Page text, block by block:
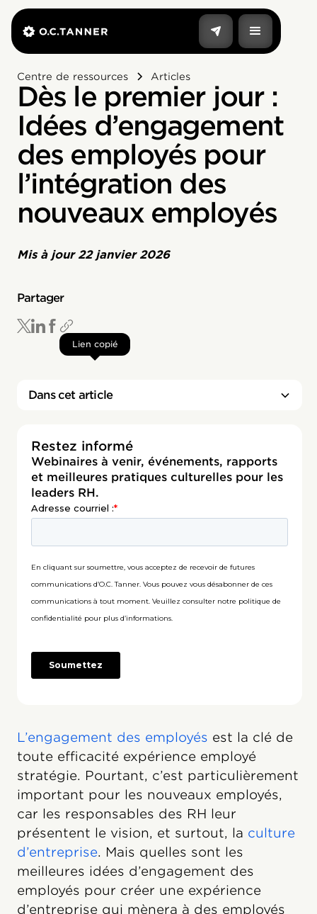
Centre de ressources Articles
Dès le premier jour :
Idées d’engagement
des employés pour
l’intégration des
nouveaux employés
Mis à jour 22 janvier 2026
Partager
Lien copié
Dans cet article
Restez informé
Webinaires à venir, événements, rapports
et meilleures pratiques culturelles pour les
leaders RH.
L’engagement des employés est la clé de
toute efficacité expérience employé
stratégie. Pourtant, c’est particulièrement
important pour les nouveaux employés,
car les responsables des RH leur
présentent le vision, et surtout, la culture
d’entreprise. Mais quelles sont les
meilleures idées d’engagement des
employés pour créer une expérience
d’entreprise qui mènera à des employés